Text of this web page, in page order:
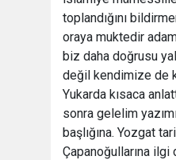
toplandığını
oraya muktedir
biz daha doğrusu
değil kendimize de
Yukarda kısaca
sonra gelelim
başlığına. Yozgat
Çapanoğullarına